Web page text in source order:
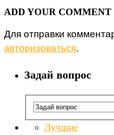
ADD YOUR COMMENT
Для отправки
авторизоваться.
Задай вопрос
Лучшие